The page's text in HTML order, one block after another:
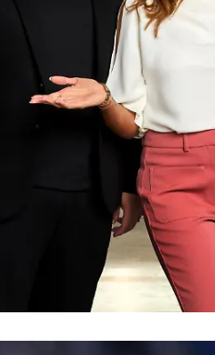
Grill den Henssler